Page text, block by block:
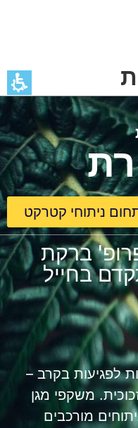
ניתוחי קטרקט
ברקת
בחייל
לפגיעות בקרב –
משקפי מגן
מורכבים